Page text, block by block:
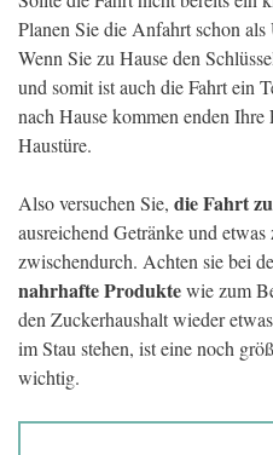
Planen Sie die Anfahrt schon
Wenn Sie zu Hause den
und somit ist auch die Fahrt ein
nach Hause kommen enden
Haustüre.
Also versuchen Sie, die Fahrt
ausreichend Getränke und
zwischendurch. Achten sie bei
nahrhafte Produktewie zum
den Zuckerhaushalt wieder
im Stau stehen, ist eine noch
wichtig.